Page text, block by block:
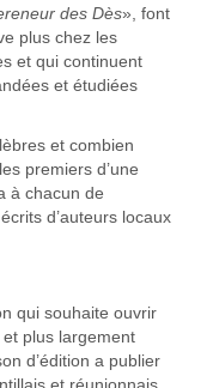
des Dès», font
plus chez les
et qui continuent
et étudiées
et combien
premiers d’une
à chacun de
d’auteurs locaux
qui souhaite ouvrir
et plus largement
d’édition a publier